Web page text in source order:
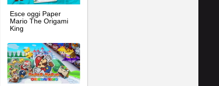
Esce oggi Paper
Mario The Origami
King